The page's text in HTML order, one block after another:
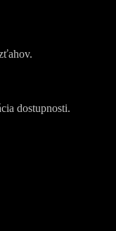
dostupnosti.